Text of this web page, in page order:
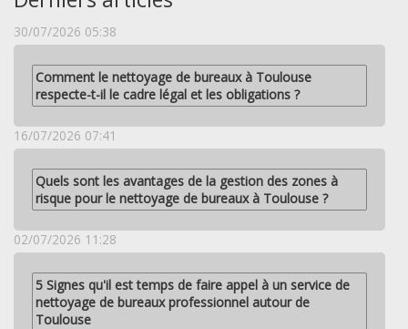
30/07/2026 05:38
Comment le nettoyage de bureaux à Toulouse
respecte-t-il le cadre légal et les obligations ?
16/07/2026 07:41
Quels sont les avantages de la gestion des zones à
risque pour le nettoyage de bureaux à Toulouse ?
02/07/2026 11:28
5 Signes qu'il est temps de faire appel à un service de
nettoyage de bureaux professionnel autour de
Toulouse